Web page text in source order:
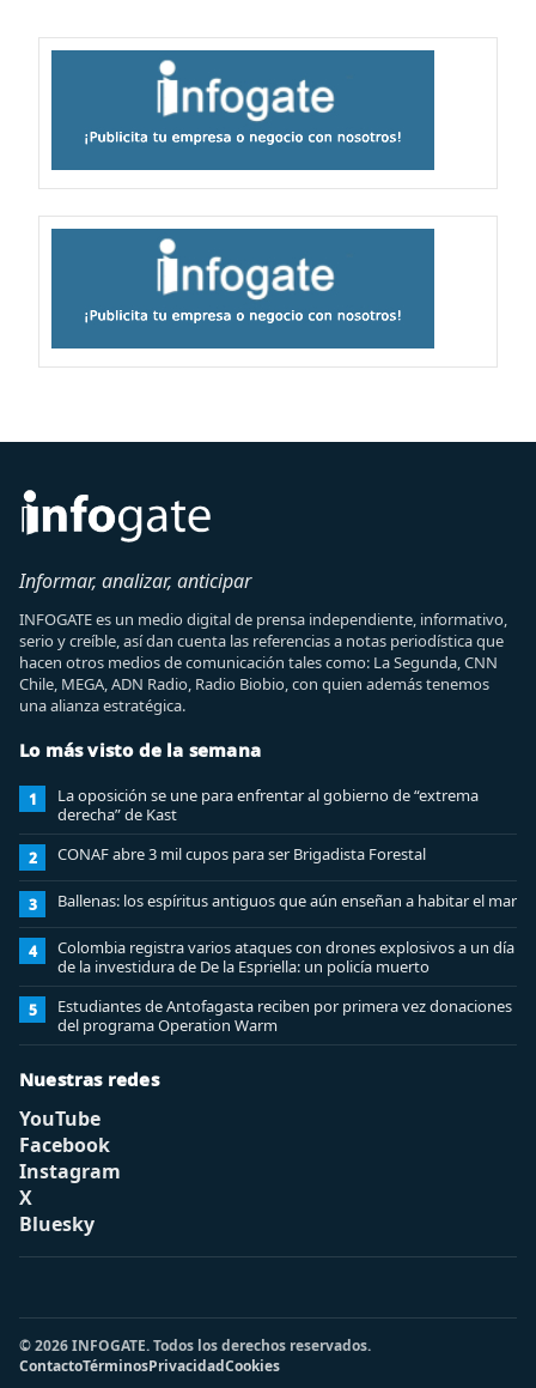
Informar, analizar, anticipar
INFOGATE es un medio digital de prensa independiente, informativo,
serio y creíble, así dan cuenta las referencias a notas periodística que
hacen otros medios de comunicación tales como: La Segunda, CNN
Chile, MEGA, ADN Radio, Radio Biobio, con quien además tenemos
una alianza estratégica.
Lo más visto de la semana
1
La oposición se une para enfrentar al gobierno de “extrema
derecha” de Kast
2 CONAF abre 3 mil cupos para ser Brigadista Forestal
3 Ballenas: los espíritus antiguos que aún enseñan a habitar el mar
4
Colombia registra varios ataques con drones explosivos a un día
de la investidura de De la Espriella: un policía muerto
5
Estudiantes de Antofagasta reciben por primera vez donaciones
del programa Operation Warm
Nuestras redes
YouTube
Facebook
Instagram
X
Bluesky
© 2026 INFOGATE. Todos los derechos reservados.
ContactoTérminosPrivacidadCookies